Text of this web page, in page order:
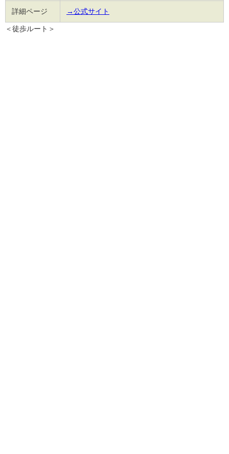
詳細ページ →公式サイト
＜徒歩ルート＞